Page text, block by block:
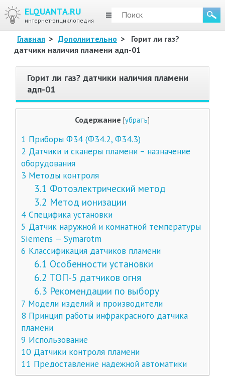
ELQUANTA.RU
интернет-энциклопедия
МЕНЮ
Главная > Дополнительно >
Горит ли газ?
датчики наличия пламени адп-01
Горит ли газ? датчики наличия пламени
адп-01
Содержание [убрать]
1 Приборы Ф34 (Ф34.2, Ф34.3)
2 Датчики и сканеры пламени – назначение
оборудования
3 Методы контроля
3.1 Фотоэлектрический метод
3.2 Метод ионизации
4Специфика установки
5 Датчик наружной и комнатной температуры
Siemens — Symarotm
6 Классификация датчиков пламени
6.1 Особенности установки
6.2 ТОП-5 датчиков огня
6.3 Рекомендации по выбору
7 Модели изделий и производители
8 Принцип работы инфракрасного датчика
пламени
9 Использование
10Датчики контроля пламени
11 Предоставление надежной автоматики